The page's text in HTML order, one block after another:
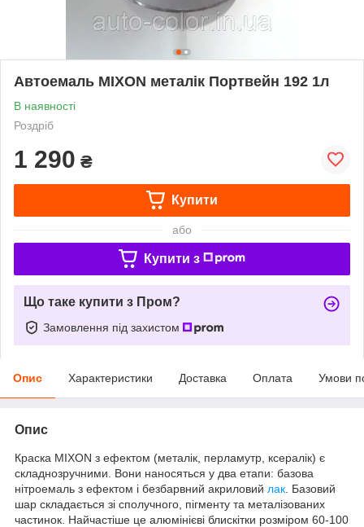
Автоемаль MIXON металік Портвейн 192 1л
В наявності
Роздріб
1 290 ₴
Купити
або
Купити з
Що таке купити з Пром?
Замовлення під захистом
Опис Характеристики Доставка Оплата Умови
Опис
Краска MIXON з ефектом (металік, перламутр, ксералік) є
складнозручними. Вони наносяться у два етапи: базова
нітроемаль з ефектом і безбарвний акриловий лак . Базовий
шар складається зі сполучного, пігменту та металізованих
частинок. Найчастіше це алюмінієві блискітки розміром 60-100